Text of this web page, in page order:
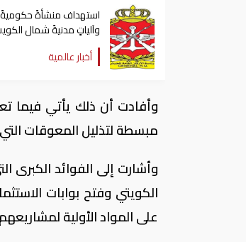
استهداف منشأةً حكوميةً
وآلياتٍ مدنيةً شمال
في عدوان إيراني
أخبار عالمية
وأفادت أن ذلك يأتي فيما
مبسطة لتذليل المعوقات
وأشارت إلى الفوائد
الكويتي وفتح بوابات
على المواد الأولية